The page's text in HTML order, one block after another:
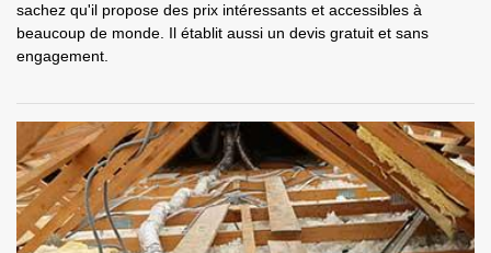
sachez qu'il propose des prix intéressants et accessibles à
beaucoup de monde. Il établit aussi un devis gratuit et sans
engagement.